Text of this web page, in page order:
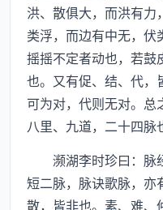
洪、散俱大，而洪有
类浮，而边有中无，
摇摇不定者动也，若鼓
也。又有促、结、代，
可为对，代则无对。总
八里、九道，二十四脉
濒湖李时珍曰：脉
短二脉，脉诀歌脉，亦
散，皆非也。素、难、